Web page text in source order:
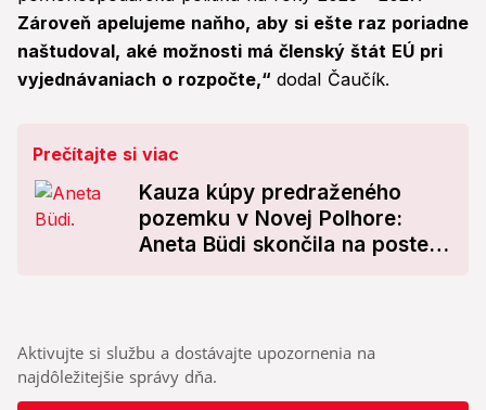
Zároveň apelujeme naňho, aby si ešte raz poriadne
naštudoval, aké možnosti má členský štát EÚ pri
vyjednávaniach o rozpočte,“ dodal Čaučík.
Prečítajte si viac
Kauza kúpy predraženého
pozemku v Novej Polhore:
Aneta Büdi skončila na poste
Aktivujte si službu a dostávajte upozornenia na
najdôležitejšie správy dňa.